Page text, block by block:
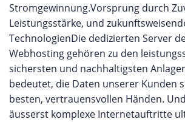
Stromgewinnung.Vorsprung durch
Leistungsstärke, und
TechnologienDie dedizierten Server
Webhosting gehören zu den
sichersten und nachhaltigsten
bedeutet, die Daten unserer Kunden
besten, vertrauensvollen Händen.
äusserst komplexe Internetauftritte